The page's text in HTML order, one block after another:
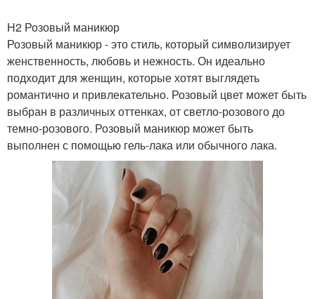
H2 Розовый маникюр
Розовый маникюр - это стиль, который символизирует
женственность, любовь и нежность. Он идеально
подходит для женщин, которые хотят выглядеть
романтично и привлекательно. Розовый цвет может быть
выбран в различных оттенках, от светло-розового до
темно-розового. Розовый маникюр может быть
выполнен с помощью гель-лака или обычного лака.